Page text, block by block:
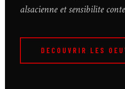
alsacienne et sensibilite
DECOUVRIR LES